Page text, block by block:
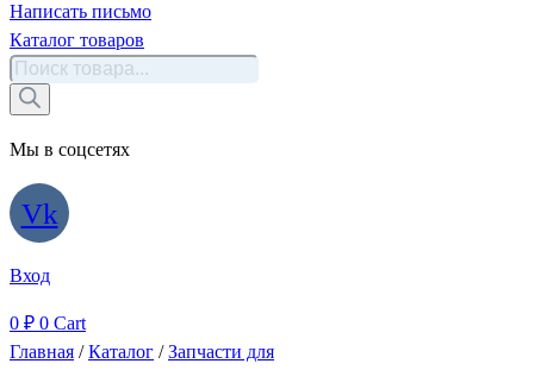
Написать письмо
Каталог товаров
Поиск
товаров
Мы в соцсетях
Vk
Вход
0 ₽ 0 Cart
Главная /Каталог /Запчасти для